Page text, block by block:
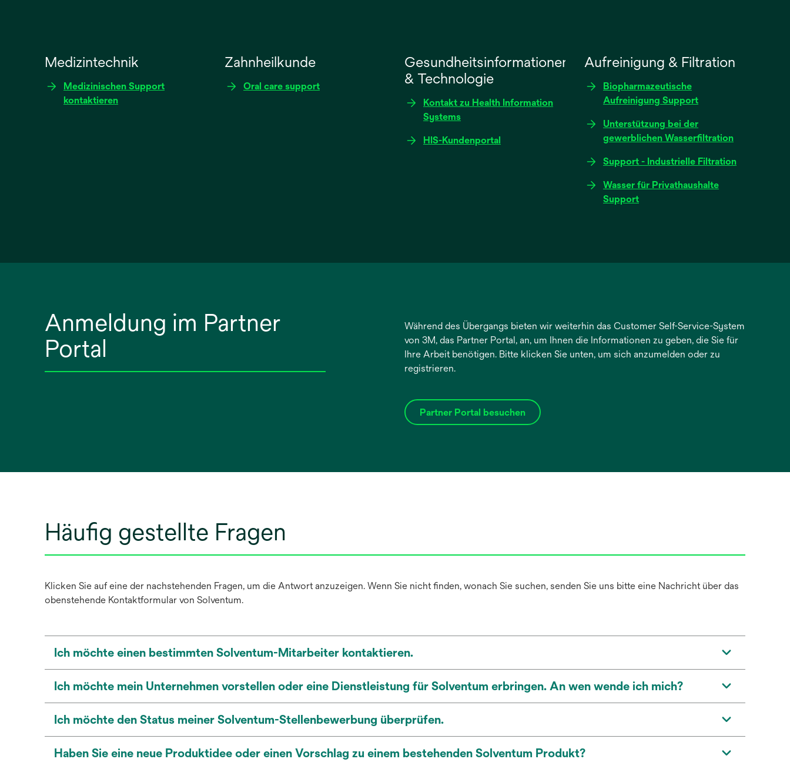
Medizintechnik
Medizinischen Support
kontaktieren
Zahnheilkunde
Oral care support
Gesundheitsinformationen
& Technologie
Kontakt zu Health Information
Systems
HIS-Kundenportal
Aufreinigung & Filtration
Biopharmazeutische
Aufreinigung Support
Unterstützung bei der
gewerblichen Wasserfiltration
Support - Industrielle Filtration
Wasser für Privathaushalte
Support
Anmeldung im Partner
Portal
Während des Übergangs bieten wir weiterhin das Customer Self-Service-System
von 3M, das Partner Portal, an, um Ihnen die Informationen zu geben, die Sie für
Ihre Arbeit benötigen. Bitte klicken Sie unten, um sich anzumelden oder zu
registrieren.
Partner Portal besuchen
Häufig gestellte Fragen
Klicken Sie auf eine der nachstehenden Fragen, um die Antwort anzuzeigen. Wenn Sie nicht finden, wonach Sie suchen, senden Sie uns bitte eine Nachricht über das
obenstehende Kontaktformular von Solventum.
Ich möchte einen bestimmten Solventum-Mitarbeiter kontaktieren.
Ich möchte mein Unternehmen vorstellen oder eine Dienstleistung für Solventum erbringen. An wen wende ich mich?
Ich möchte den Status meiner Solventum-Stellenbewerbung überprüfen.
Haben Sie eine neue Produktidee oder einen Vorschlag zu einem bestehenden Solventum Produkt?